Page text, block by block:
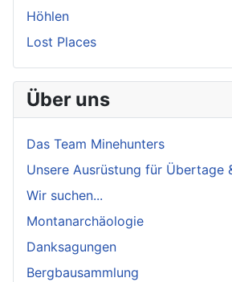
Höhlen
Lost Places
Über uns
Das Team Minehunters
Unsere Ausrüstung für Übertage
Wir suchen...
Montanarchäologie
Danksagungen
Bergbausammlung